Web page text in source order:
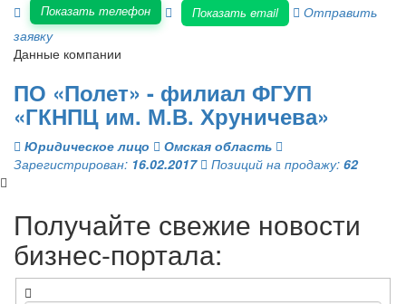
Показать телефон Показать email
Отправить
заявку
Данные компании
ПО «Полет» - филиал ФГУП
«ГКНПЦ им. М.В. Хруничева»
Юридическое лицо
Омская область
Зарегистрирован: 16.02.2017 Позиций на продажу: 62
Получайте свежие новости
бизнес-портала: